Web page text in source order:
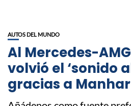
AUTOS DEL MUNDO
Al Mercedes-
volvió el ‘sonido
gracias a